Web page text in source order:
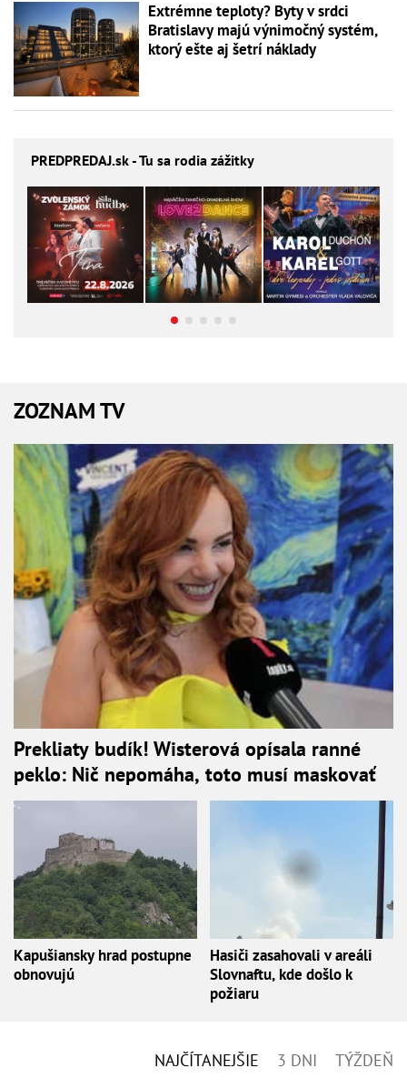
Extrémne teploty? Byty v srdci
Bratislavy majú výnimočný systém,
ktorý ešte aj šetrí náklady
PREDPREDAJ.sk - Tu sa rodia zážitky
ZOZNAM TV
Prekliaty budík! Wisterová opísala ranné
peklo: Nič nepomáha, toto musí maskovať
Kapušiansky hrad postupne
obnovujú
Hasiči zasahovali v areáli
Slovnaftu, kde došlo k
požiaru
NAJČÍTANEJŠIE 3 DNI TÝŽDEŇ